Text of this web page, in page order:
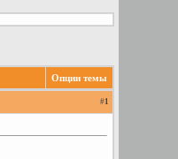
Опции темы
#1